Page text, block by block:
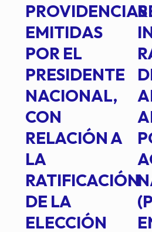
PROVIDENCIAS
EMITIDAS
POR EL
PRESIDENTE
NACIONAL,
CON
RELACIÓN A
LA
RATIFICACIÓN
DE LA
ELECCIÓN